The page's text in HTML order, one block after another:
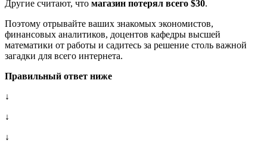
Другие считают, что магазин потерял всего $30.
Поэтому отрывайте ваших знакомых экономистов,
финансовых аналитиков, доцентов кафедры высшей
математики от работы и садитесь за решение столь важной
загадки для всего интернета.
Правильный ответ ниже
↓
↓
↓